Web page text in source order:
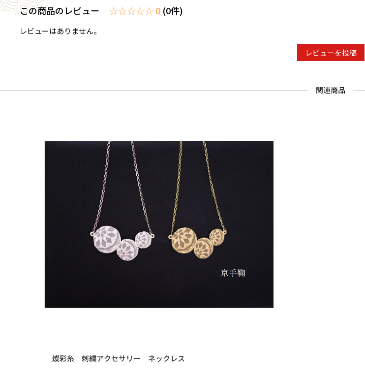
この商品のレビュー ☆☆☆☆☆ 0 (0件)
レビューはありません。
レビューを投稿
関連商品
燦彩糸 刺繍アクセサリー ネックレス